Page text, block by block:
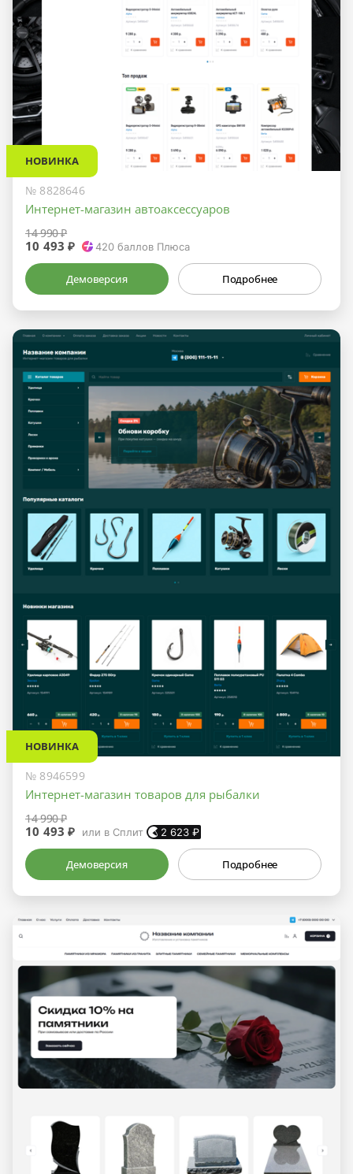
НОВИНКА
№ 8828646
Интернет-магазин автоаксессуаров
14 990 ₽
10 493 ₽ 420баллов Плюса
Демоверсия Подробнее
НОВИНКА
№ 8946599
Интернет-магазин товаров для рыбалки
14 990 ₽
10 493 ₽ или в Сплит 2 623₽
Демоверсия Подробнее